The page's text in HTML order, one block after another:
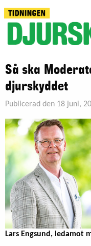
Så ska
djurskyddet
Publicerad den 18 juni,
Lars Engsund,